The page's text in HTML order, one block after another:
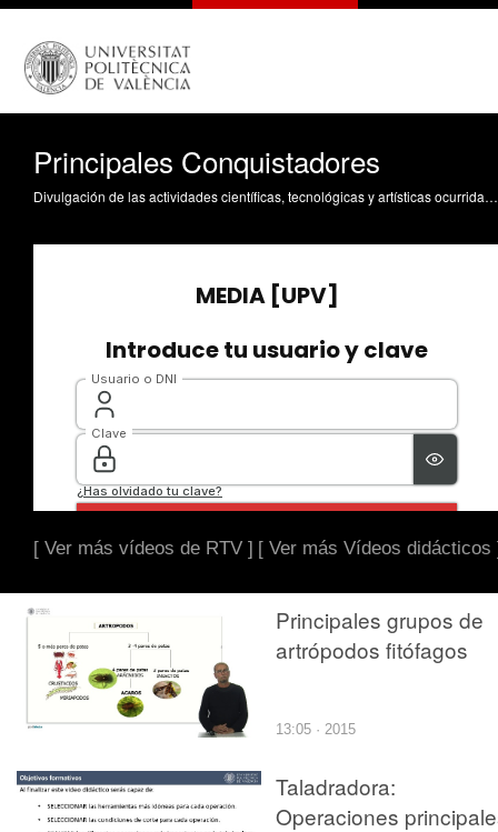
Principales Conquistadores
Divulgación de las actividades científicas, tecnológicas y artísticas ocurridas en los tres campus de la UPV
[ Ver más vídeos de RTV ] [ Ver más Vídeos didácticos
Principales grupos de
artrópodos fitófagos
13:05 · 2015
Taladradora:
Operaciones